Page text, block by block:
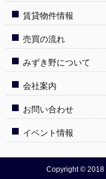
賃貸物件情報
売買の流れ
みずき野について
会社案内
お問い合わせ
イベント情報
Copyright © 2018